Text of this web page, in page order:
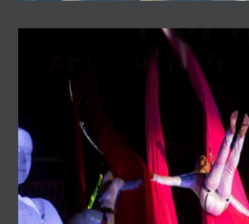
Pasacalles Sueños